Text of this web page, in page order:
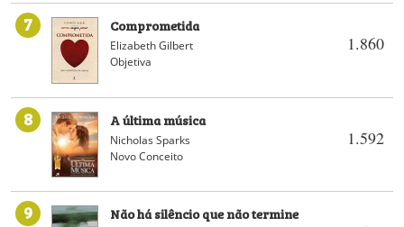
7
1.860
Comprometida
Elizabeth Gilbert
Objetiva
8
1.592
A última música
Nicholas Sparks
Novo Conceito
9 Não há silêncio que não termine